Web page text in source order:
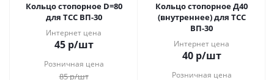
Кольцо стопорное D=80
для ТСС ВП-30
Интернет цена
45р/шт
Розничная цена
85р/шт
Кольцо стопорное Д40
(внутреннее) для ТСС
ВП-30
Интернет цена
40р/шт
Розничная цена